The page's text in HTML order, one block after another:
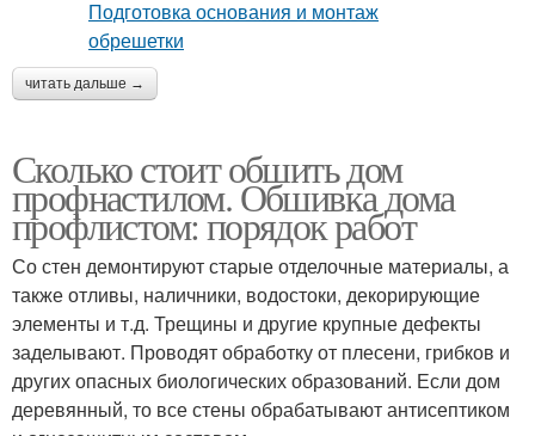
читать дальше →
Сколько стоит обшить дом
профнастилом. Обшивка дома
профлистом: порядок работ
Со стен демонтируют старые отделочные материалы, а
также отливы, наличники, водостоки, декорирующие
элементы и т.д. Трещины и другие крупные дефекты
заделывают. Проводят обработку от плесени, грибков и
других опасных биологических образований. Если дом
деревянный, то все стены обрабатывают антисептиком